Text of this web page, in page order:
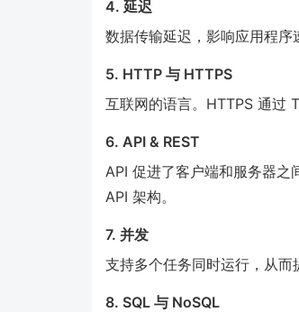
4. 延迟
数据传输延迟，影响应用程序
5. HTTP 与 HTTPS
互联网的语言。HTTPS 通过
6. API & REST
API 促进了客户端和服务器
API 架构。
7. 并发
支持多个任务同时运行，从而
8. SQL 与 NoSQL